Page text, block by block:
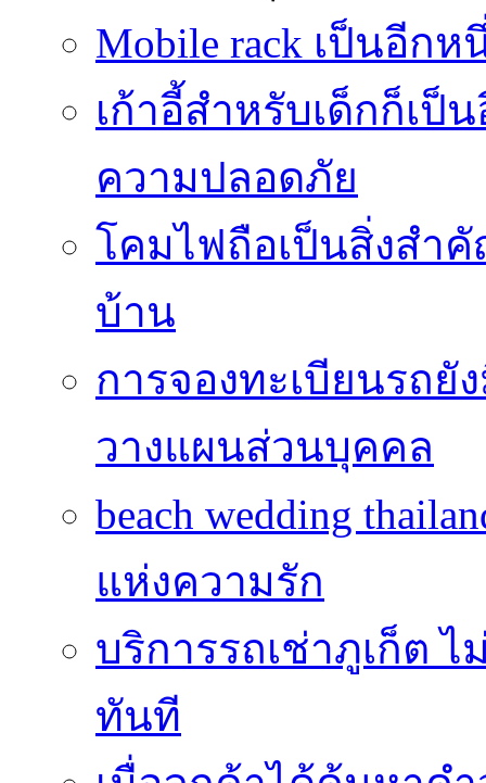
Mobile rack เป็นอีก
เก้าอี้สำหรับเด็กก็เป็
ความปลอดภัย
โคมไฟถือเป็นสิ่งสำ
บ้าน
การจองทะเบียนรถ
วางแผนส่วนบุคคล
beach wedding
แห่งความรัก
บริการรถเช่าภูเก็ต ไ
ทันที